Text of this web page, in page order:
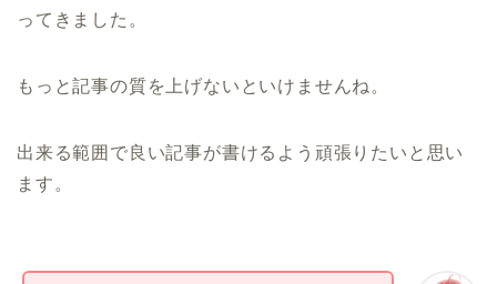
ってきました。
もっと記事の質を上げないといけませんね。
出来る範囲で良い記事が書けるよう頑張りたいと思い
ます。